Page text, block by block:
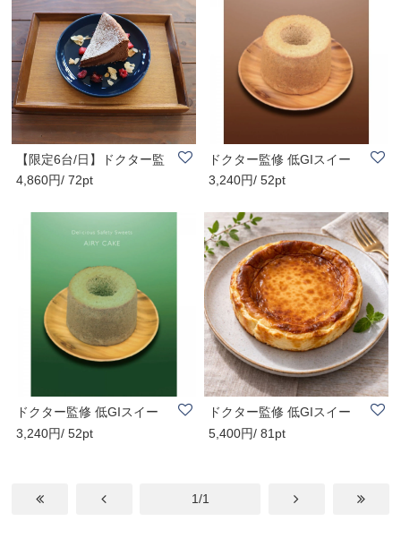
【限定6台/日】ドクター監
修 低GIスイー..
4,860円/ 72pt
ドクター監修 低GIスイー
ツ エアリーCAK..
3,240円/ 52pt
ドクター監修 低GIスイー
ツ エアリーCAK..
3,240円/ 52pt
ドクター監修 低GIスイー
ツ チーズケー..
5,400円/ 81pt
1/1